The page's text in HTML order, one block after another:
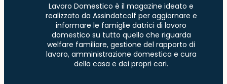
Lavoro Domestico è il magazine ideato e
realizzato da Assindatcolf per aggiornare e
informare le famiglie datrici di lavoro
domestico su tutto quello che riguarda
welfare familiare, gestione del rapporto di
lavoro, amministrazione domestica e cura
della casa e dei propri cari.